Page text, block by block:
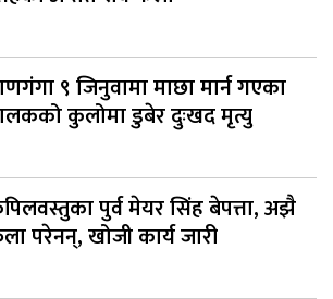
९ जिनुवामा माछा मार्न गएका
कुलोमा डुबेर दुःखद मृत्यु
पुर्व मेयर सिंह बेपत्ता, अझै
परेनन्, खोजी कार्य जारी